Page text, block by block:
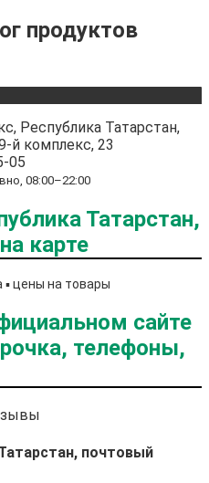
продуктов
Республика Татарстан,
й комплекс, 23
05
08:00–22:00
Татарстан,
карте
цены на товары
сайте
телефоны,
почтовый